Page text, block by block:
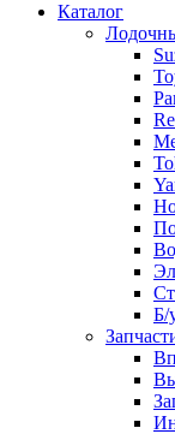
Каталог
Б/